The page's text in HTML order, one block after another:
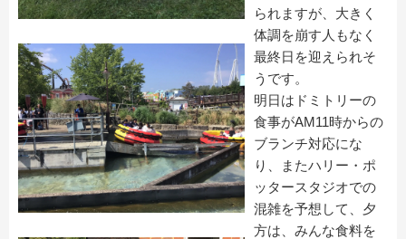
られますが、 大きく
体調を崩す人もなく
最終日を迎えられそ
うです。
明日はドミトリーの
食事がAM11時からの
ブランチ対応にな
り、
またハリー・ポ
ッタースタジオでの
混雑を予想して、夕
方は、 みんな食料を